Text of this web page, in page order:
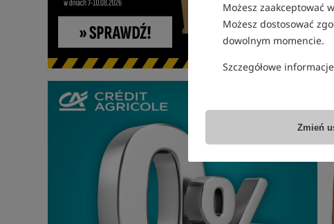
Możesz zaakceptować
Możesz dostosować
dowolnym momencie.
Szczegółowe
Zmień